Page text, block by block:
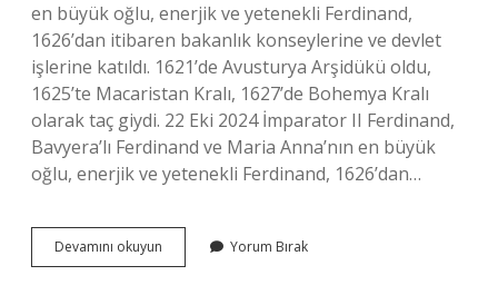
en büyük oğlu, enerjik ve yetenekli Ferdinand,
1626’dan itibaren bakanlık konseylerine ve devlet
işlerine katıldı. 1621’de Avusturya Arşidükü oldu,
1625’te Macaristan Kralı, 1627’de Bohemya Kralı
olarak taç giydi. 22 Eki 2024 İmparator II Ferdinand,
Bavyera’lı Ferdinand ve Maria Anna’nın en büyük
oğlu, enerjik ve yetenekli Ferdinand, 1626’dan…
Devamını okuyun
Kral
Yorum Bırak